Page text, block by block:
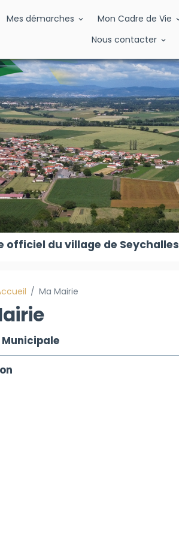
Mes démarches Mon Cadre de Vie
Nous contacter
officiel du village de Seychalles
Ma Mairie